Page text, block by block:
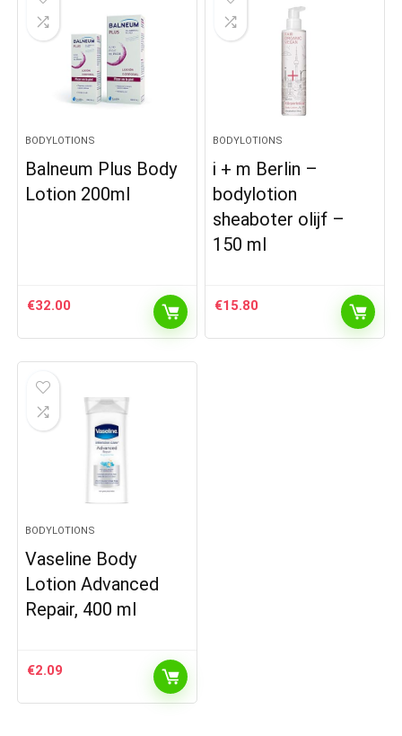
BODYLOTIONS
Balneum Plus Body
Lotion 200ml
€32.00
BODYLOTIONS
i + m Berlin –
bodylotion
sheaboter olijf –
150 ml
€15.80
BODYLOTIONS
Vaseline Body
Lotion Advanced
Repair, 400 ml
€2.09